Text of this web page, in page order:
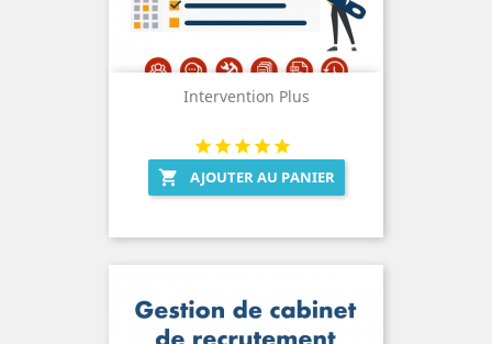
Intervention Plus
 AJOUTER AU PANIER